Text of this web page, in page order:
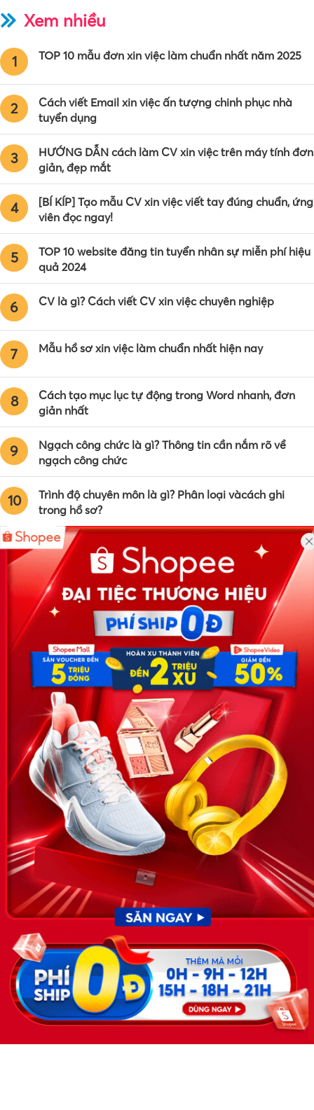
Xem nhiều
1 TOP 10 mẫu đơn xin việc làm chuẩn nhất năm 2025
2
Cách viết Email xin việc ấn tượng chinh phục nhà
tuyển dụng
3
HƯỚNG DẪN cách làm CV xin việc trên máy tính đơn
giản, đẹp mắt
4
[BÍ KÍP] Tạo mẫu CV xin việc viết tay đúng chuẩn, ứng
viên đọc ngay!
5
TOP 10 website đăng tin tuyển nhân sự miễn phí hiệu
quả 2024
6 CV là gì? Cách viết CV xin việc chuyên nghiệp
7 Mẫu hồ sơ xin việc làm chuẩn nhất hiện nay
8
Cách tạo mục lục tự động trong Word nhanh, đơn
giản nhất
9
Ngạch công chức là gì? Thông tin cần nắm rõ về
ngạch công chức
10
Trình độ chuyên môn là gì? Phân loại vàcách ghi
trong hồ sơ?
Công ty TNHH Eyeplus Online
Địa chỉ: Số 81, ngõ 68, đường Cầu Giấy, Tổ 05, Phường Quan
Hoa, Quận Cầu Giấy, TP Hà Nội, Việt Nam
SĐT: 0981 448 766
Email:
hotro@timviec.com.vn
VỀ CHÚNG TÔI
News.timviec.com.vn là website cung cấp thông tin liên quan đến
nhân sự, nghề nghiệp do Timviec.com.vn vận hành nhằm giúp
doanh nghiệp, nhân sự tuyển dụng, người đi làm, người tìm việc
cập nhật thông tin và đáp ứng được mong muốn của mình.
KẾT NỐI
Giấy phép hoạt động dịch vụ
việc làm số 54/2019/SLĐTBXH-
GP do Sở lao động thương
binh và xã hội cấp ngày 30
tháng 12 năm 2019.